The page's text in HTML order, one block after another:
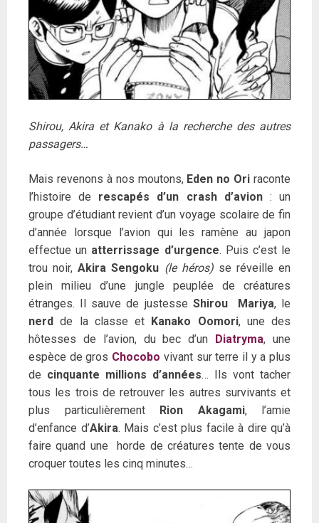
Shirou, Akira et Kanako à la recherche des autres
passagers…
Mais revenons à nos moutons,Eden no Ori raconte
l’histoire de rescapés d’un crash d’avion: un
groupe d’étudiant revient d’un voyage scolaire de fin
d’année lorsque l’avion qui les ramène au japon
effectue un atterrissage d’urgence. Puis c’est le
trou noir,Akira Sengoku (le héros)se réveille en
plein milieu d’une jungle peuplée de créatures
étranges. Il sauve de justesse Shirou Mariya, le
nerdde la classe et Kanako Oomori, une des
hôtesses de l’avion, du bec d’un Diatryma, une
espèce de gros Chocobo vivant sur terre il y a plus
de cinquante millions d’années… Ils vont tacher
tous les trois de retrouver les autres survivants et
plus particulièrementRion Akagami, l’amie
d’enfance d’Akira. Mais c’est plus facile à dire qu’à
faire quand une horde de créatures tente de vous
croquer toutes les cinq minutes…